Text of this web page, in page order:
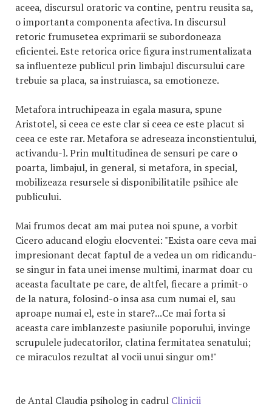
aceea, discursul oratoric va contine, pentru reusita sa,
o importanta componenta afectiva. In discursul
retoric frumusetea exprimarii se subordoneaza
eficientei. Este retorica orice figura instrumentalizata
sa influenteze publicul prin limbajul discursului care
trebuie sa placa, sa instruiasca, sa emotioneze.
Metafora intruchipeaza in egala masura, spune
Aristotel, si ceea ce este clar si ceea ce este placut si
ceea ce este rar. Metafora se adreseaza inconstientului,
activandu-l. Prin multitudinea de sensuri pe care o
poarta, limbajul, in general, si metafora, in special,
mobilizeaza resursele si disponibilitatile psihice ale
publicului.
Mai frumos decat am mai putea noi spune, a vorbit
Cicero aducand elogiu elocventei: "Exista oare ceva mai
impresionant decat faptul de a vedea un om ridicandu-
se singur in fata unei imense multimi, inarmat doar cu
aceasta facultate pe care, de altfel, fiecare a primit-o
de la natura, folosind-o insa asa cum numai el, sau
aproape numai el, este in stare?...Ce mai forta si
aceasta care imblanzeste pasiunile poporului, invinge
scrupulele judecatorilor, clatina fermitatea senatului;
ce miraculos rezultat al vocii unui singur om!"
de Antal Claudia psiholog in cadrul Clinicii